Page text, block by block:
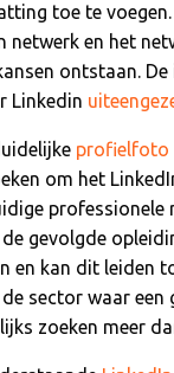
toe te
netwerk en het
ontstaan.
Linkedin
profielfoto
om het
gevolgde
en kan dit leiden
sector waar een
zoeken meer